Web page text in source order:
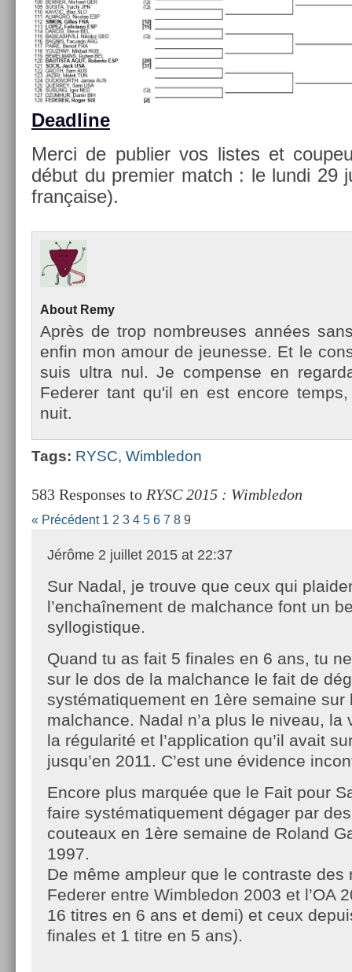
De­ad­line
Merci de pub­li­er vos li­stes et
début du pre­mi­er match : le lundi 29
française).
About Remy
Après de trop nombreuses années
enfin mon amour de jeunes­se. Et le
suis ultra nul. Je com­pen­se en
Feder­er tant qu'il en est en­core
nuit.
Tags: RYSC, Wimbledon
583 Responses to RYSC 2015 : Wimbledon
« Précédent 1 2 3 4 5 6 7 8 9
Jérôme 2 juillet 2015 at 22:37
Sur Nadal, je trouve que ceux qui
l’enchaînement de malchance font un
syllogistique.
Quand tu as fait 5 finales en 6 ans, tu
sur le dos de la malchance le fait de
systématiquement en 1ère semaine sur
malchance. Nadal n’a plus le niveau, la
la régularité et l’application qu’il avait
jusqu’en 2011. C’est une évidence
Encore plus marquée que le Fait pour
faire systématiquement dégager par
couteaux en 1ère semaine de Roland
1997.
De même ampleur que le contraste des
Federer entre Wimbledon 2003 et l’OA
16 titres en 6 ans et demi) et ceux
finales et 1 titre en 5 ans).